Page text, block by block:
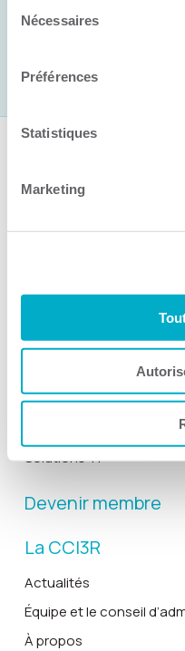
Nécessaires
Préférences
Statistiques
Marketing
Toutes les activités
Gusto
Solutions TI
Devenir membre
La CCI3R
Actualités
Équipe et le conseil
À propos